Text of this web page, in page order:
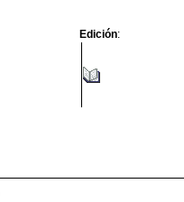
Edición: